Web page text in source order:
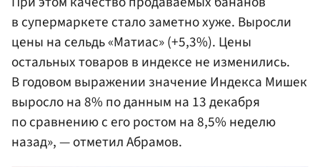
в супермаркете стало заметно хуже. Выросли
цены на сельдь «Матиас» (+5,3%). Цены
остальных товаров в индексе не изменились.
В годовом выражении значение Индекса Мишек
выросло на 8% по данным на 13 декабря
по сравнению с его ростом на 8,5% неделю
назад», — отметил Абрамов.